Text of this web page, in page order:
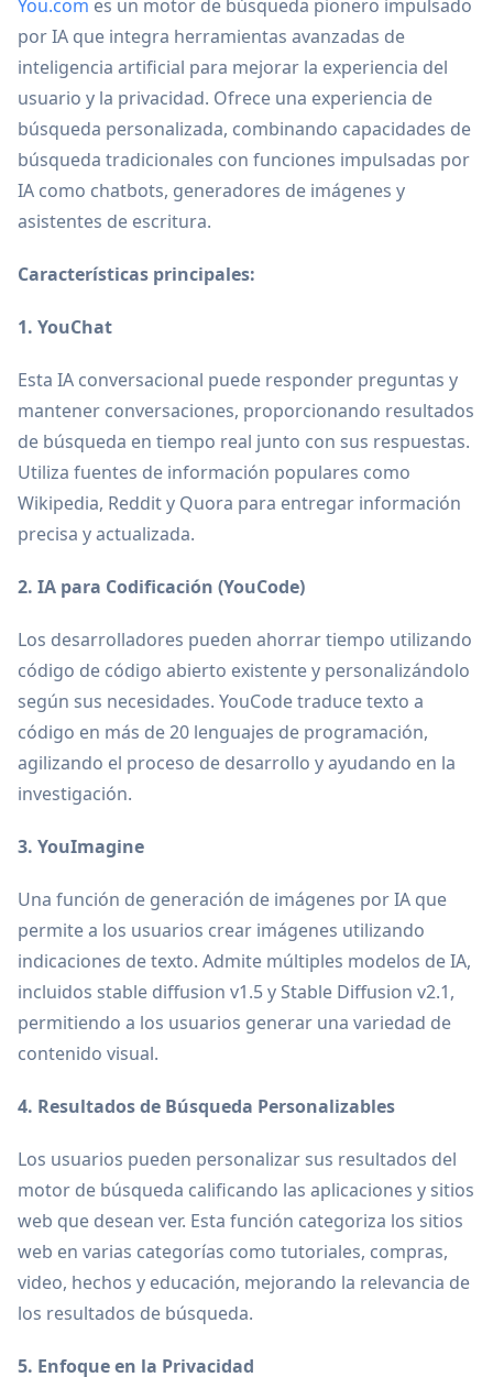
You.com es un motor de búsqueda pionero impulsado
por IA que integra herramientas avanzadas de
inteligencia artificial para mejorar la experiencia del
usuario y la privacidad. Ofrece una experiencia de
búsqueda personalizada, combinando capacidades de
búsqueda tradicionales con funciones impulsadas por
IA como chatbots, generadores de imágenes y
asistentes de escritura.
Características principales:
1. YouChat
Esta IA conversacional puede responder preguntas y
mantener conversaciones, proporcionando resultados
de búsqueda en tiempo real junto con sus respuestas.
Utiliza fuentes de información populares como
Wikipedia, Reddit y Quora para entregar información
precisa y actualizada.
2. IA para Codificación (YouCode)
Los desarrolladores pueden ahorrar tiempo utilizando
código de código abierto existente y personalizándolo
según sus necesidades. YouCode traduce texto a
código en más de 20 lenguajes de programación,
agilizando el proceso de desarrollo y ayudando en la
investigación.
3. YouImagine
Una función de generación de imágenes por IA que
permite a los usuarios crear imágenes utilizando
indicaciones de texto. Admite múltiples modelos de IA,
incluidos stable diffusion v1.5 y Stable Diffusion v2.1,
permitiendo a los usuarios generar una variedad de
contenido visual.
4. Resultados de Búsqueda Personalizables
Los usuarios pueden personalizar sus resultados del
motor de búsqueda calificando las aplicaciones y sitios
web que desean ver. Esta función categoriza los sitios
web en varias categorías como tutoriales, compras,
video, hechos y educación, mejorando la relevancia de
los resultados de búsqueda.
5. Enfoque en la Privacidad